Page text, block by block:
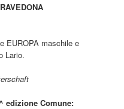
EUROPA maschile e
Lario.
edizione Comune: